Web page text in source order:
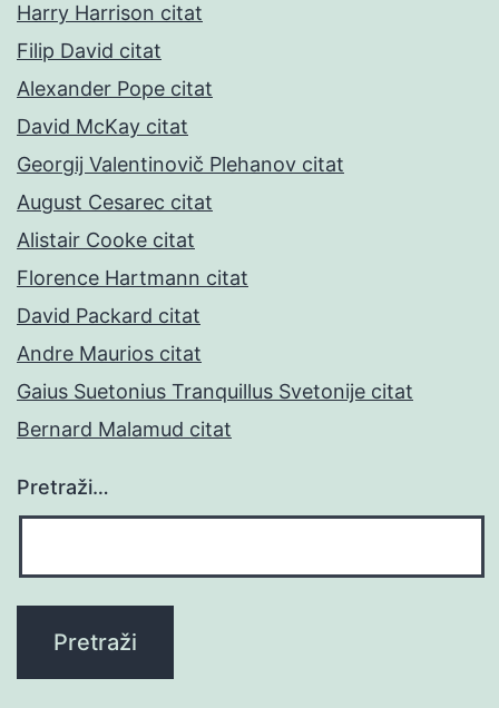
Harry Harrison citat
Filip David citat
Alexander Pope citat
David McKay citat
Georgij Valentinovič Plehanov citat
August Cesarec citat
Alistair Cooke citat
Florence Hartmann citat
David Packard citat
Andre Maurios citat
Gaius Suetonius Tranquillus Svetonije citat
Bernard Malamud citat
Pretraži…